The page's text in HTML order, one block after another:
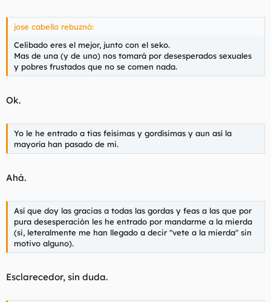
jose cabello rebuznó:
Celibado eres el mejor, junto con el seko.
Mas de una (y de uno) nos tomará por desesperados sexuales
y pobres frustados que no se comen nada.
Ok.
Yo le he entrado a tias feísimas y gordísimas y aun así la
mayoría han pasado de mi.
Ahá.
Así que doy las gracias a todas las gordas y feas a las que por
pura desesperación les he entrado por mandarme a la mierda
(si, leteralmente me han llegado a decir "vete a la mierda" sin
motivo alguno).
Esclarecedor, sin duda.